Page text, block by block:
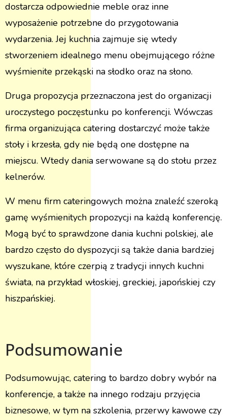
dostarcza odpowiednie meble oraz inne
wyposażenie potrzebne do przygotowania
wydarzenia. Jej kuchnia zajmuje się wtedy
stworzeniem idealnego menu obejmującego różne
wyśmienite przekąski na słodko oraz na słono.
Druga propozycja przeznaczona jest do organizacji
uroczystego poczęstunku po konferencji. Wówczas
firma organizująca catering dostarczyć może także
stoły i krzesła, gdy nie będą one dostępne na
miejscu. Wtedy dania serwowane są do stołu przez
kelnerów.
W menu firm cateringowych można znaleźć szeroką
gamę wyśmienitych propozycji na każdą konferencję.
Mogą być to sprawdzone dania kuchni polskiej, ale
bardzo często do dyspozycji są także dania bardziej
wyszukane, które czerpią z tradycji innych kuchni
świata, na przykład włoskiej, greckiej, japońskiej czy
hiszpańskiej.
Podsumowanie
Podsumowując, catering to bardzo dobry wybór na
konferencje, a także na innego rodzaju przyjęcia
biznesowe, w tym na szkolenia, przerwy kawowe czy